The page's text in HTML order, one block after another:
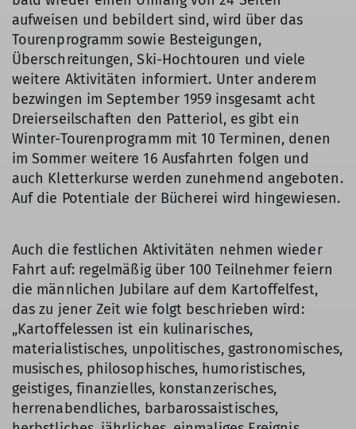
aufweisen und bebildert sind, wird über das
Tourenprogramm sowie Besteigungen,
Überschreitungen, Ski-Hochtouren und viele
weitere Aktivitäten informiert. Unter anderem
bezwingen im September 1959 insgesamt acht
Dreierseilschaften den Patteriol, es gibt ein
Winter-Tourenprogramm mit 10 Terminen, denen
im Sommer weitere 16 Ausfahrten folgen und
auch Kletterkurse werden zunehmend angeboten.
Auf die Potentiale der Bücherei wird hingewiesen.
Auch die festlichen Aktivitäten nehmen wieder
Fahrt auf: regelmäßig über 100 Teilnehmer feiern
die männlichen Jubilare auf dem Kartoffelfest,
das zu jener Zeit wie folgt beschrieben wird:
„Kartoffelessen ist ein kulinarisches,
materialistisches, unpolitisches, gastronomisches,
musisches, philosophisches, humoristisches,
geistiges, finanzielles, konstanzerisches,
herrenabendliches, barbarossaistisches,